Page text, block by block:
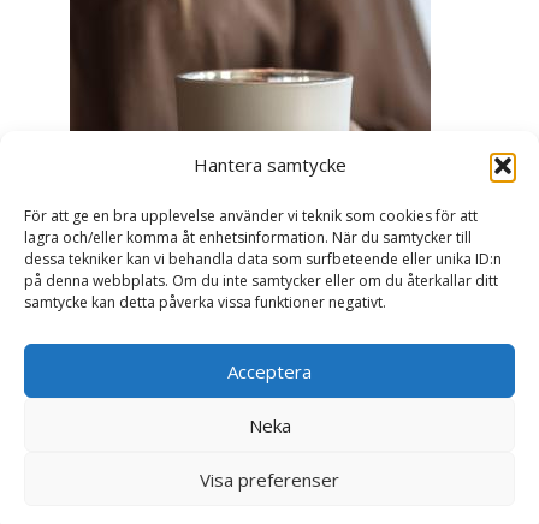
Hantera samtycke
För att ge en bra upplevelse använder vi teknik som cookies för att
lagra och/eller komma åt enhetsinformation. När du samtycker till
dessa tekniker kan vi behandla data som surfbeteende eller unika ID:n
på denna webbplats. Om du inte samtycker eller om du återkallar ditt
samtycke kan detta påverka vissa funktioner negativt.
Acceptera
Neka
Visa preferenser
Ljuslykta Älskade Farmor - Majas lyktor/
Barncancerfonden
99kr
Läs mer här & köp